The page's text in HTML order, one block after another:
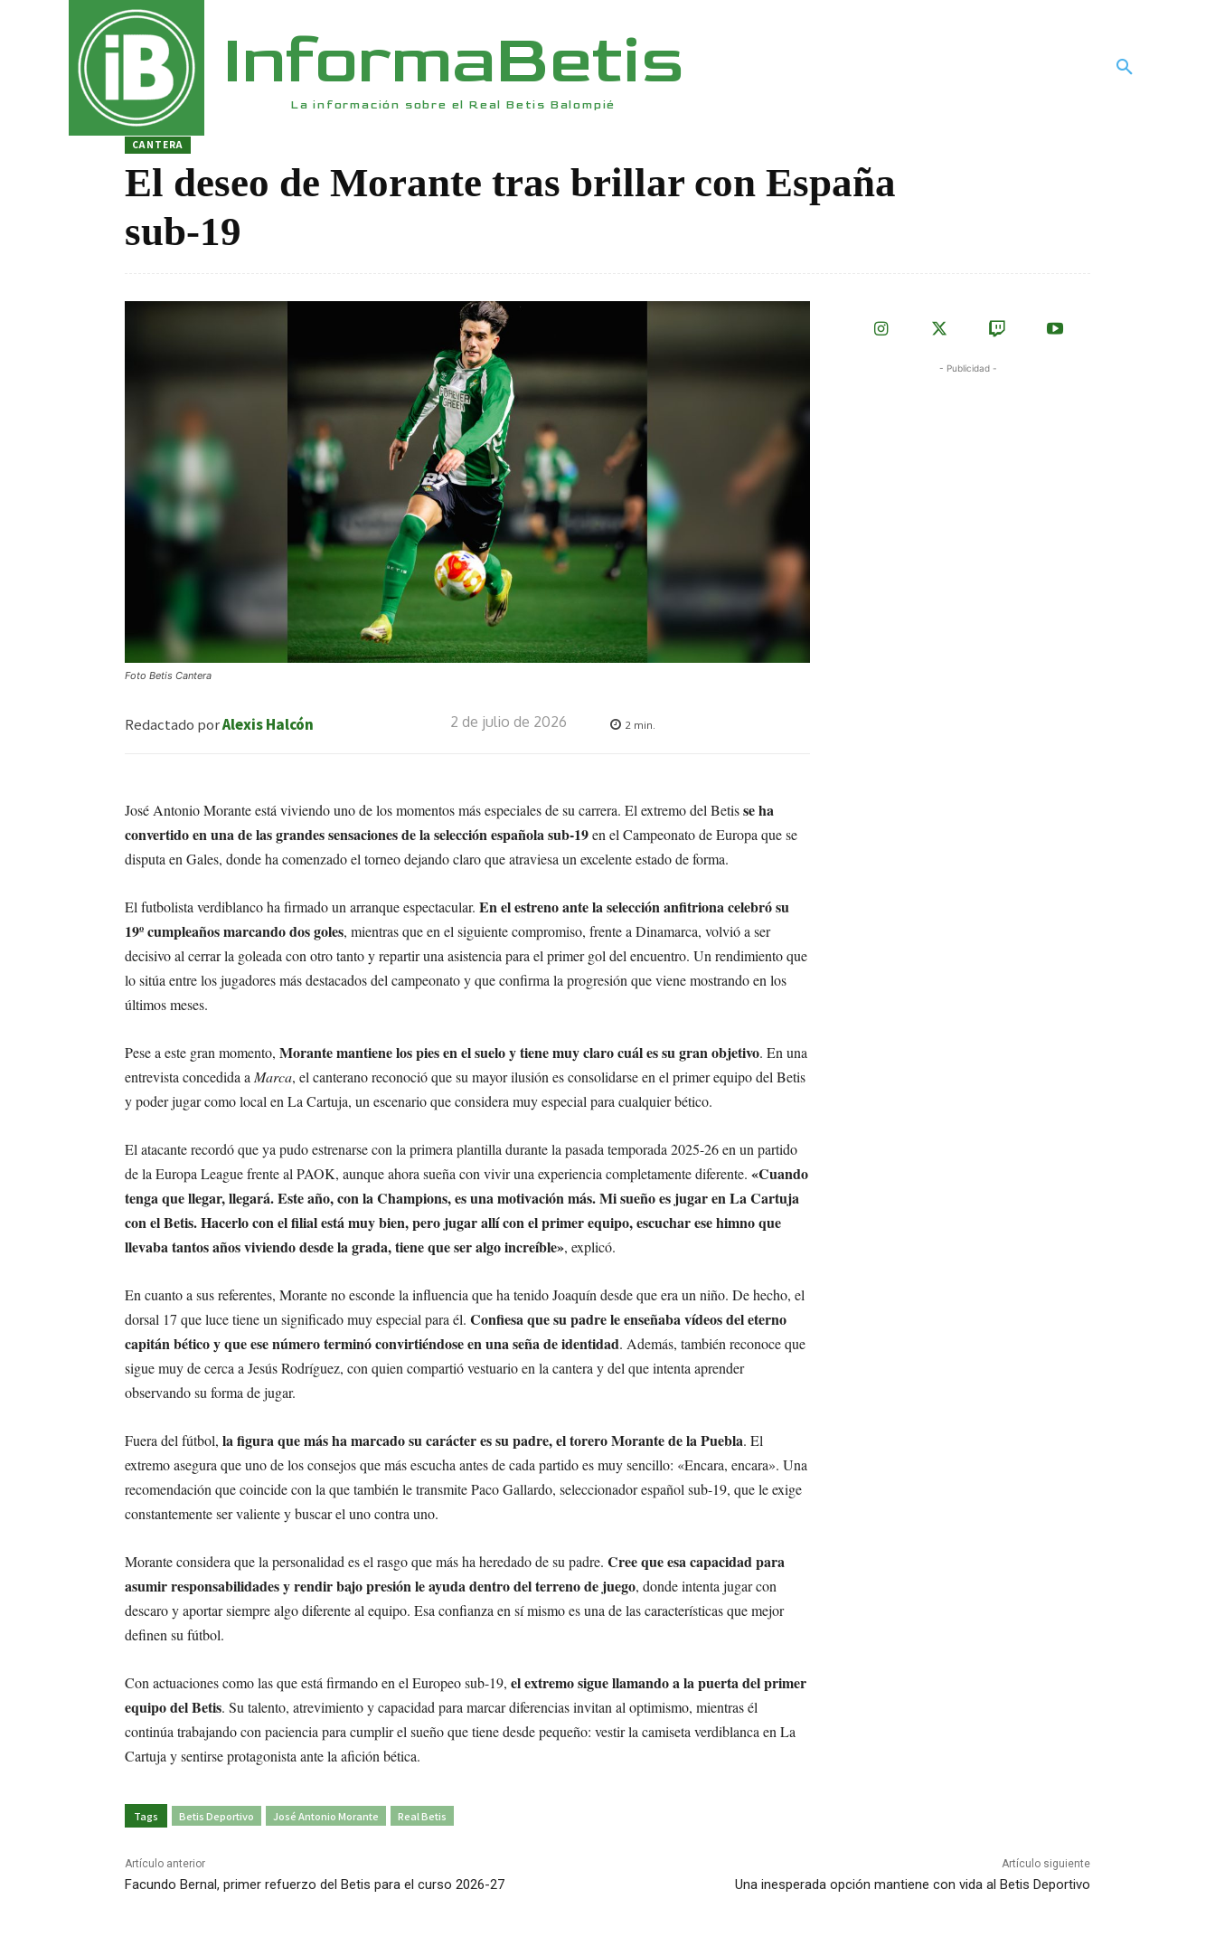
InformaBetis
La información sobre el Real Betis Balompié
CANTERA
El deseo de Morante tras brillar con España
sub-19
Foto Betis Cantera
Redactado porAlexis Halcón 2 de julio de 2026 2 min.
José Antonio Morante está viviendo uno de los momentos más especiales de su carrera. El extremo del Betisse ha
convertido en una de las grandes sensaciones de la selección española sub-19en el Campeonato de Europa que se
disputa en Gales, donde ha comenzado el torneo dejando claro que atraviesa un excelente estado de forma.
El futbolista verdiblanco ha firmado un arranque espectacular. En el estreno ante la selección anfitriona celebró su
19º cumpleaños marcando dos goles, mientras que en el siguiente compromiso, frente a Dinamarca, volvió a ser
decisivo al cerrar la goleada con otro tanto y repartir una asistencia para el primer gol del encuentro. Un rendimiento que
lo sitúa entre los jugadores más destacados del campeonato y que confirma la progresión que viene mostrando en los
últimos meses.
Pese a este gran momento, Morante mantiene los pies en el suelo y tiene muy claro cuál es su gran objetivo. En una
entrevista concedida aMarca, el canterano reconoció que su mayor ilusión es consolidarse en el primer equipo del Betis
y poder jugar como local en La Cartuja, un escenario que considera muy especial para cualquier bético.
El atacante recordó que ya pudo estrenarse con la primera plantilla durante la pasada temporada 2025-26 en un partido
de la Europa League frente al PAOK, aunque ahora sueña con vivir una experiencia completamente diferente. «Cuando
tenga que llegar, llegará. Este año, con la Champions, es una motivación más. Mi sueño es jugar en La Cartuja
con el Betis. Hacerlo con el filial está muy bien, pero jugar allí con el primer equipo, escuchar ese himno que
llevaba tantos años viviendo desde la grada, tiene que ser algo increíble», explicó.
En cuanto a sus referentes, Morante no esconde la influencia que ha tenido Joaquín desde que era un niño. De hecho, el
dorsal 17 que luce tiene un significado muy especial para él. Confiesa que su padre le enseñaba vídeos del eterno
capitán bético y que ese número terminó convirtiéndose en una seña de identidad. Además, también reconoce que
sigue muy de cerca a Jesús Rodríguez, con quien compartió vestuario en la cantera y del que intenta aprender
observando su forma de jugar.
Fuera del fútbol, la figura que más ha marcado su carácter es su padre, el torero Morante de la Puebla. El
extremo asegura que uno de los consejos que más escucha antes de cada partido es muy sencillo: «Encara, encara». Una
recomendación que coincide con la que también le transmite Paco Gallardo, seleccionador español sub-19, que le exige
constantemente ser valiente y buscar el uno contra uno.
Morante considera que la personalidad es el rasgo que más ha heredado de su padre. Cree que esa capacidad para
asumir responsabilidades y rendir bajo presión le ayuda dentro del terreno de juego, donde intenta jugar con
descaro y aportar siempre algo diferente al equipo. Esa confianza en sí mismo es una de las características que mejor
definen su fútbol.
Con actuaciones como las que está firmando en el Europeo sub-19, el extremo sigue llamando a la puerta del primer
equipo del Betis. Su talento, atrevimiento y capacidad para marcar diferencias invitan al optimismo, mientras él
continúa trabajando con paciencia para cumplir el sueño que tiene desde pequeño: vestir la camiseta verdiblanca en La
Cartuja y sentirse protagonista ante la afición bética.
Tags Betis Deportivo José Antonio Morante Real Betis
- Publicidad -
Artículo anterior
Facundo Bernal, primer refuerzo del Betis para el curso 2026-27
Artículo siguiente
Una inesperada opción mantiene con vida al Betis Deportivo